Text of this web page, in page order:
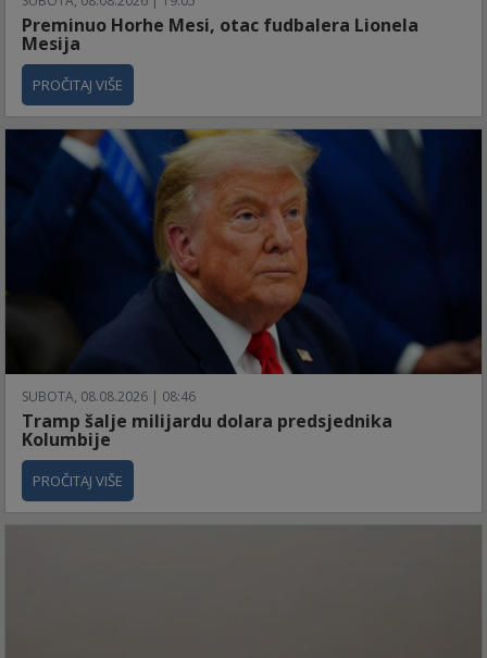
Preminuo Horhe Mesi, otac fudbalera Lionela
Mesija
PROČITAJ VIŠE
SUBOTA, 08.08.2026 | 08:46
Tramp šalje milijardu dolara predsjednika
Kolumbije
PROČITAJ VIŠE